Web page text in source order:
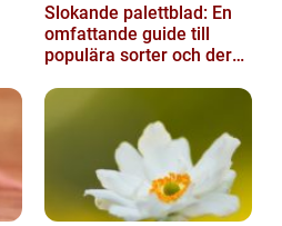
Slokande palettblad: En
omfattande guide till
populära sorter och deras